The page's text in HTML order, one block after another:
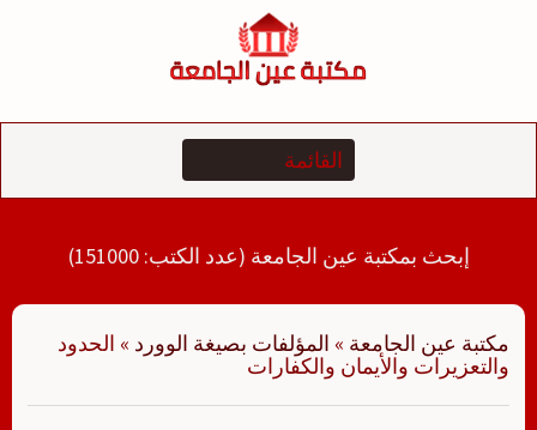
إبحث بمكتبة عين الجامعة (عدد الكتب: 151000)
مكتبة عين الجامعة » المؤلفات بصيغة الوورد » الحدود
والتعزيرات والأيمان والكفارات